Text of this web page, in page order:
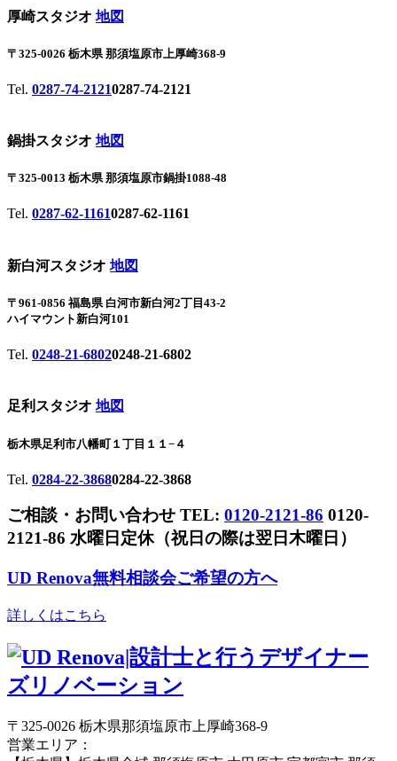
厚崎スタジオ 地図
〒325-0026 栃木県 那須塩原市上厚崎368-9
Tel. 0287-74-21210287-74-2121
鍋掛スタジオ 地図
〒325-0013 栃木県 那須塩原市鍋掛1088-48
Tel. 0287-62-11610287-62-1161
新白河スタジオ 地図
〒961-0856 福島県 白河市新白河2丁目43-2
ハイマウント新白河101
Tel. 0248-21-68020248-21-6802
足利スタジオ 地図
栃木県足利市八幡町１丁目１１−４
Tel. 0284-22-38680284-22-3868
ご相談・お問い合わせ TEL: 0120-2121-86 0120-
2121-86 水曜日定休（祝日の際は翌日木曜日）
UD Renova無料相談会ご希望の方へ
詳しくはこちら
〒325-0026 栃木県那須塩原市上厚崎368-9
営業エリア：